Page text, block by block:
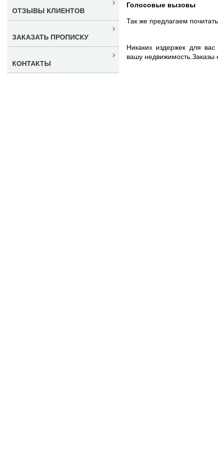
Голосовые вызовы
Так же предлагаем
Никаких издержек для
вашу
ОТЗЫВЫ КЛИЕНТОВ
ЗАКАЗАТЬ ПРОПИСКУ
КОНТАКТЫ